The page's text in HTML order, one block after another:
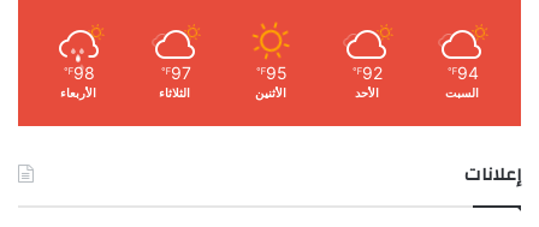
94
℉
السبت
92
℉
الأحد
95
℉
الأثنين
97
℉
الثلاثاء
98
℉
الأربعاء
إعلانات